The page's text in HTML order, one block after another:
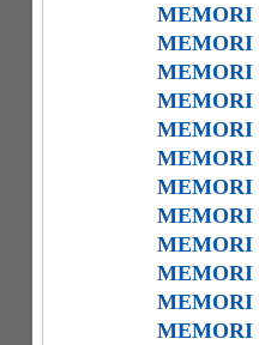
MEMORI
MEMORI
MEMORI
MEMORI
MEMORI
MEMORI
MEMORI
MEMORI
MEMORI
MEMORI
MEMORI
MEMORI